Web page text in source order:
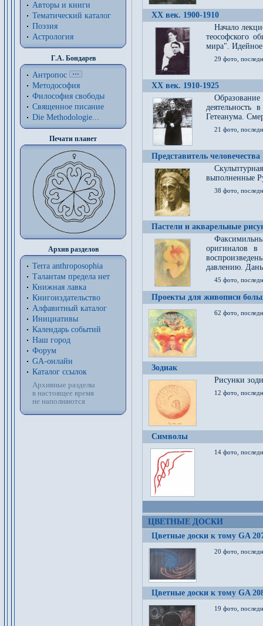
Авторы и книги
Тематический каталог
Поэзия
Астрология
Г.А. Бондарев
Антропос
Методософия
Философия cвободы
Священное писание
Die Methodologie...
Печати планет
Архив разделов
Terra anthroposophia
Талантам предела нет
Книжная лавка
Книгоиздательство
Алфавитный каталог
Инициативы
Календарь событий
Наш город
Форум
GA-онлайн
Каталог ссылок
Архивные разделы
в настоящее время
не наполняются
XX век. 1900-1910
Начало
теософского
мира". Идейное
29 фото,
XX век. 1910-1925
Образование
деятельность
Гетеанума.
21 фото,
Представитель человечества
выполненные
38 фото,
Пастели и акварельные
оригиналов
давлению.
45 фото,
Проекты для живописи
62 фото,
Зодиак
Рисунки
12 фото,
Символы
14 фото,
ЦВЕТНЫЕ ДОСКИ
Цветные доски к тому GA
20 фото,
Цветные доски к тому GA
19 фото,